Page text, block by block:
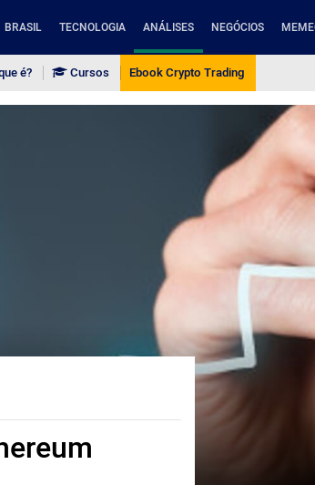
BRASIL TECNOLOGIA ANÁLISES NEGÓCIOS
é? Cursos Ebook Crypto Trading